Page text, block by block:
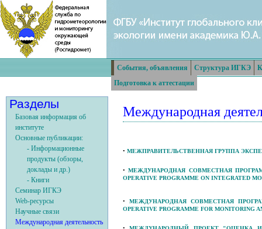
События, объявления Структура ИГКЭ
Подготовка к аттестации
Международная
• МЕЖПРАВИТЕЛЬСТВЕННАЯ ГРУППА
•МЕЖДУНАРОДНАЯ СОВМЕСТНАЯ
OPERATIVE PROGRAMME ON INTEGRATED
• МЕЖДУНАРОДНАЯ СОВМЕСТНАЯ
OPERATIVE PROGRAMME FOR MONITORING
Разделы
Базовая информация об
институте
Основные публикации:
- Информационные
продукты (обзоры,
доклады и др.)
- Книги
Семинар ИГКЭ
Web-ресурсы
Научные связи
Международная деятельность